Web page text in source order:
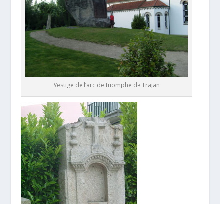
Vestige de l’arc de triomphe de Trajan